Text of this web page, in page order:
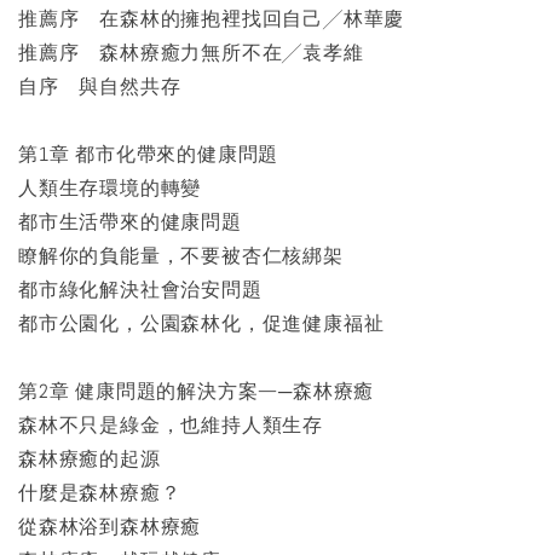
推薦序 在森林的擁抱裡找回自己╱林華慶
推薦序 森林療癒力無所不在╱袁孝維
自序 與自然共存
第1章 都市化帶來的健康問題
人類生存環境的轉變
都市生活帶來的健康問題
瞭解你的負能量，不要被杏仁核綁架
都市綠化解決社會治安問題
都市公園化，公園森林化，促進健康福祉
第2章 健康問題的解決方案—─森林療癒
森林不只是綠金，也維持人類生存
森林療癒的起源
什麼是森林療癒？
從森林浴到森林療癒